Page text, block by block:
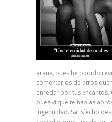
araña, pues he podido
comentarios de otros que
enredar por tus
pues vi que te habías
ingenuidad. Satisfecho